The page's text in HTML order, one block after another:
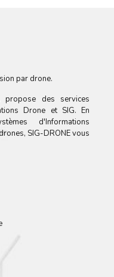
par drone.
propose des services
Drone et SIG. En
d'Informations
SIG-DRONE vous